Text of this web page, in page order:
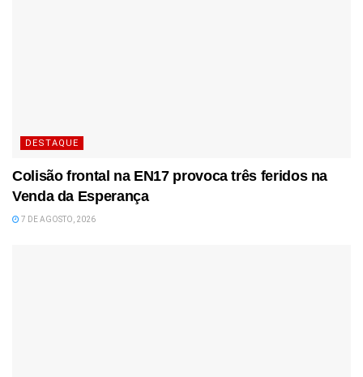
DESTAQUE
Colisão frontal na EN17 provoca três feridos na
Venda da Esperança
7 DE AGOSTO, 2026